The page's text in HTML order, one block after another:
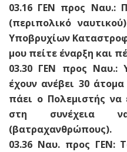
03.16 ΓΕΝ προς Ναυ.:
(περιπολικό
Υποβρυχίων
μου πείτε έναρξη και
03.30 ΓΕΝ προς Ναυ.:
έχουν ανέβει 30
πάει ο Πολεμιστής να
στη συνέχεια
(βατραχανθρώπους).
03.36 Ναυ. προς ΓΕΝ: